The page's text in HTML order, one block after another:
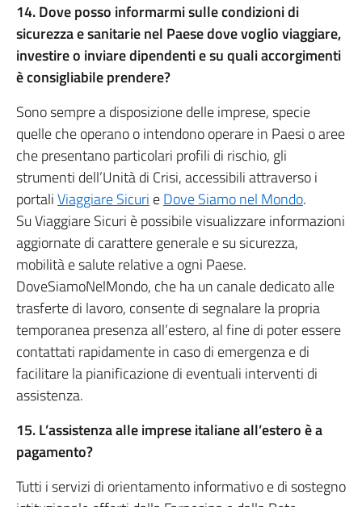
14. Dove posso informarmi sulle condizioni di
sicurezza e sanitarie nel Paese dove voglio viaggiare,
investire o inviare dipendenti e su quali accorgimenti
è consigliabile prendere?
Sono sempre a disposizione delle imprese, specie
quelle che operano o intendono operare in Paesi o aree
che presentano particolari profili di rischio, gli
strumenti dell’Unità di Crisi, accessibili attraverso i
portaliViaggiare Sicuri eDove Siamo nel Mondo.
Su Viaggiare Sicuri è possibile visualizzare informazioni
aggiornate di carattere generale e su sicurezza,
mobilità e salute relative a ogni Paese.
DoveSiamoNelMondo, che ha un canale dedicato alle
trasferte di lavoro, consente di segnalare la propria
temporanea presenza all’estero, al fine di poter essere
contattati rapidamente in caso di emergenza e di
facilitare la pianificazione di eventuali interventi di
assistenza.
15. L’assistenza alle imprese italiane all’estero è a
pagamento?
Tutti i servizi di orientamento informativo e di sostegno